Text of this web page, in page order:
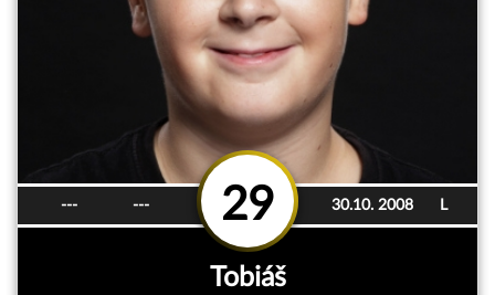
Tobiáš
29
--- --- 30.10. 2008 L